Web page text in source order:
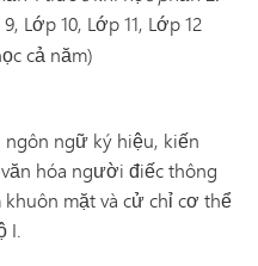
9, Lớp 10, Lớp 11, Lớp 12
cả năm)
ngữ ký hiệu, kiến
hóa người điếc thông
mặt và cử chỉ cơ thể
I.